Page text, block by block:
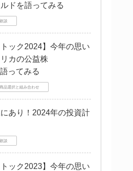
ドを語ってみる
談
トック2024】今年の思い
カの公益株
ってみる
品選択と組み合わせ
あり！2024年の投資計
談
トック2023】今年の思い